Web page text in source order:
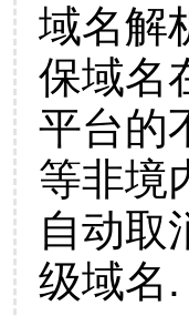
域名解
保域名
平台的
等非境
自动取
级域名.